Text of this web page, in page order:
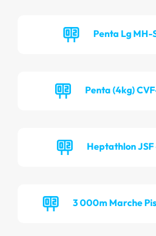
Penta Lg MH-
Penta (4kg)
Heptathlon JSF
3 000m Marche